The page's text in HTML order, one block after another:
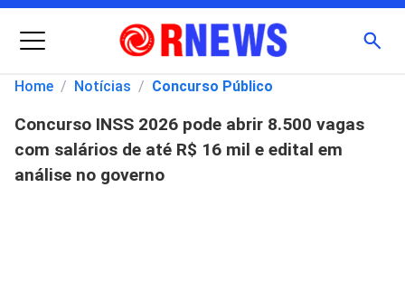
Menu
Pesquisar
por:
Home / Notícias / Concurso Público
Concurso INSS 2026 pode abrir 8.500 vagas
com salários de até R$ 16 mil e edital em
análise no governo